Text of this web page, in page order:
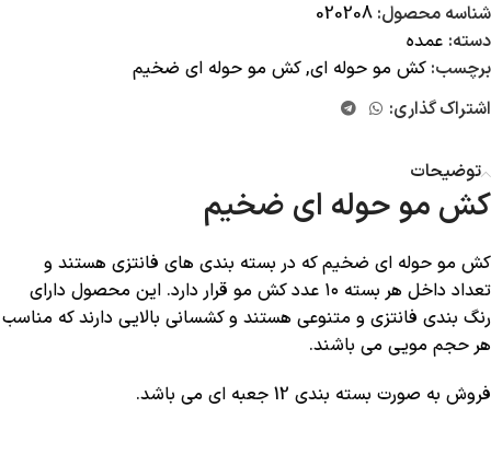
شناسه محصول: 020208
دسته: عمده
برچسب: کش مو حوله ای,کش مو حوله ای ضخیم
اشتراک گذاری:
توضیحات
کش مو حوله ای ضخیم
کش مو حوله ای ضخیم که در بسته بندی های فانتزی هستند و
تعداد داخل هر بسته ۱۰ عدد کش مو قرار دارد. این محصول دارای
رنگ بندی فانتزی و متنوعی هستند و کشسانی بالایی دارند که مناسب
هر حجم مویی می باشند.
فروش به صورت بسته بندی 12 جعبه ای می باشد.